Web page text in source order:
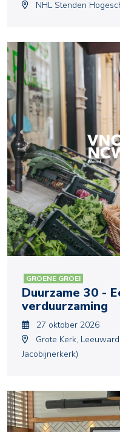
NHL Stenden
GROENE GROEI
Duurzame 30 -
verduurzaming
27 oktober 2026
Grote Kerk,
Jacobijnerkerk)